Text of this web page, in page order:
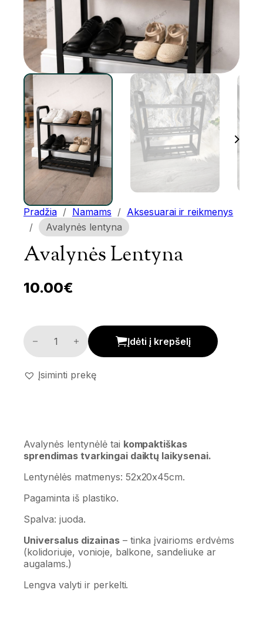
Pradžia / Namams / Aksesuarai ir reikmenys
/
Avalynės lentyna
Avalynės Lentyna
10.00€
Avalynės lentyna kiekis
Įdėti į krepšelį
Įsiminti prekę
Avalynės lentynėlė tai kompaktiškas
sprendimas tvarkingai daiktų laikysenai.
Lentynėlės matmenys: 52x20x45cm.
Pagaminta iš plastiko.
Spalva: juoda.
Universalus dizainas– tinka įvairioms erdvėms
(kolidoriuje, vonioje, balkone, sandeliuke ar
augalams.)
Lengva valyti ir perkelti.